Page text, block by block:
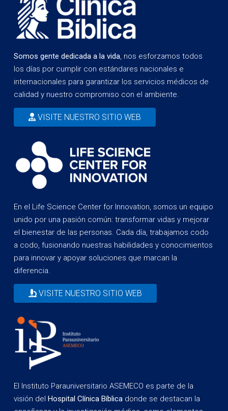
Somos gente dedicada a la vida, nos esforzamos todos
los días por cumplir con estándares nacionales e
internacionales para garantizar los servicios médicos de
calidad y nuestro compromiso con el ambiente.
VISITE NUESTRO SITIO WEB
En el Life Science Center for Innovation, somos un equipo
unido por una pasión común: transformar vidas y mejorar
el bienestar de las personas. Cada día, trabajamos codo
a codo, fusionando nuestras habilidades y conocimientos
para innovar y apoyar soluciones que marcan la
diferencia.
VISITE NUESTRO SITIO WEB
El Instituto Parauniversitario ASEMECO es parte de la
visión del Hospital Clínica Bíblica donde se destacan la